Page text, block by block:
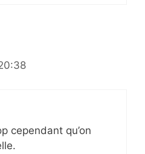
cependant qu’on